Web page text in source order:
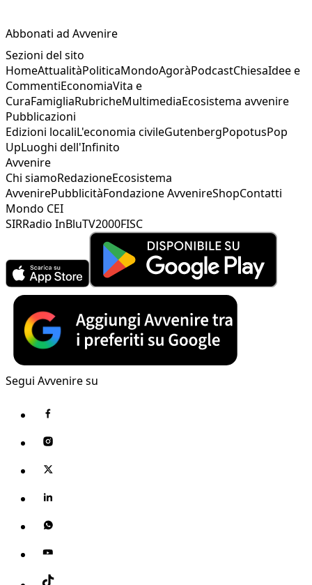
Abbonati ad Avvenire
Sezioni del sito
HomeAttualitàPoliticaMondoAgoràPodcastChiesaIdee e
CommentiEconomiaVita e
CuraFamigliaRubricheMultimediaEcosistema avvenire
Pubblicazioni
Edizioni localiL'economia civileGutenbergPopotusPop
UpLuoghi dell'Infinito
Avvenire
Chi siamoRedazioneEcosistema
AvvenirePubblicitàFondazione AvvenireShopContatti
Mondo CEI
SIRRadio InBluTV2000FISC
Segui Avvenire su